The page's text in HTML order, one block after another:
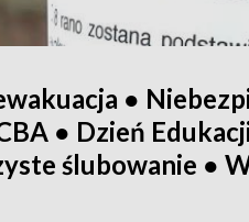
●
● Dzień
ślubowanie ●